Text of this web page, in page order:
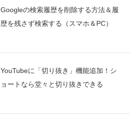
Googleの検索履歴を削除する方法＆履
歴を残さず検索する（スマホ＆PC）
YouTubeに「切り抜き」機能追加！シ
ョートなら堂々と切り抜きできる